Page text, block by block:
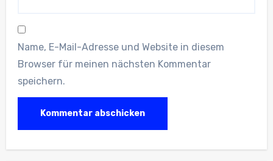
Name, E-Mail-Adresse und Website in diesem
Browser für meinen nächsten Kommentar
speichern.